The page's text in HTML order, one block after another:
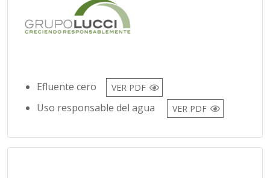
Efluente cero VER PDF
Uso responsable del agua VER PDF